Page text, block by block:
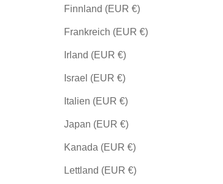
Finnland (EUR €)
Frankreich (EUR €)
Irland (EUR €)
Israel (EUR €)
Italien (EUR €)
Japan (EUR €)
Kanada (EUR €)
Lettland (EUR €)